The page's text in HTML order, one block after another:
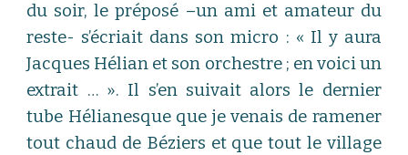
du soir, le préposé –un ami et amateur du
reste- s’écriait dans son micro : « Il y aura
Jacques Hélian et son orchestre ; en voici un
extrait … ». Il s’en suivait alors le dernier
tube Hélianesque que je venais de ramener
tout chaud de Béziers et que tout le village